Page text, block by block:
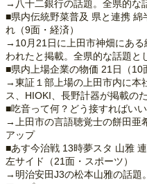
→八十二銀行の話題。全県的な
■県内伝統野菜普及 県と連携 綿
れ（9面・経済）
→10月21日に上田市神畑にあ
われたと掲載。全県的な話題と
■県内上場企業の物価 21日（10
→東証１部上場の上田市内に本
ス、HIOKI、長野計器が掲載の
■吃音って何？どう接すればい
→上田市の言語聴覚士の餅田亜
アップ
■あす今治戦 13時夢スタ 山雅
左サイド（21面・スポーツ）
→明治安田J3の松本山雅の話題